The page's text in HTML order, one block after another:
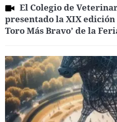
El Colegio de
presentado la XIX
Toro Más Bravo’ de la